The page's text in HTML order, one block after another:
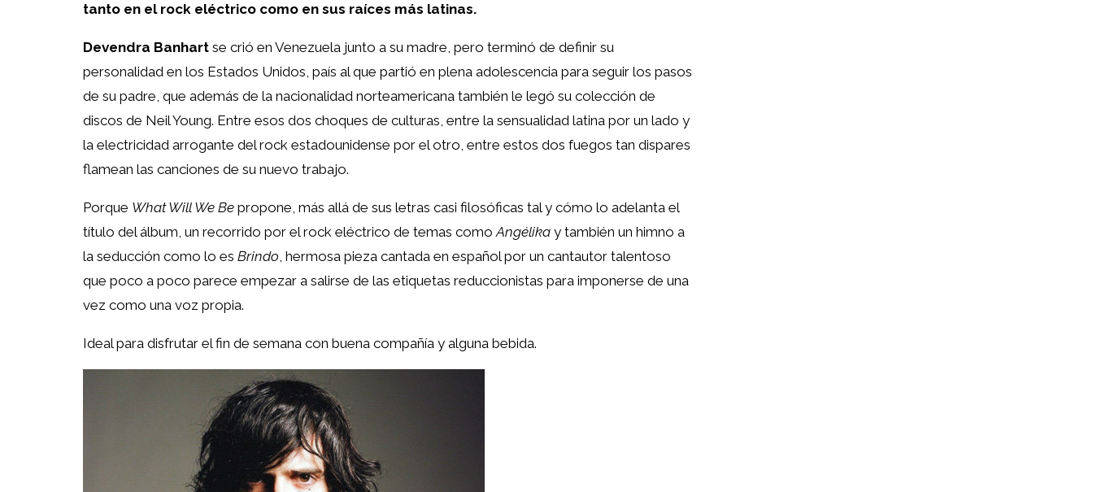
tanto en el rock eléctrico como en sus raíces más latinas.
Devendra Banhart se crió en Venezuela junto a su madre, pero terminó de definir su
personalidad en los Estados Unidos, país al que partió en plena adolescencia para seguir los pasos
de su padre, que además de la nacionalidad norteamericana también le legó su colección de
discos de Neil Young. Entre esos dos choques de culturas, entre la sensualidad latina por un lado y
la electricidad arrogante del rock estadounidense por el otro, entre estos dos fuegos tan dispares
flamean las canciones de su nuevo trabajo.
Porque What Will We Be propone, más allá de sus letras casi filosóficas tal y cómo lo adelanta el
título del álbum, un recorrido por el rock eléctrico de temas comoAngélika y también un himno a
la seducción como lo es Brindo, hermosa pieza cantada en español por un cantautor talentoso
que poco a poco parece empezar a salirse de las etiquetas reduccionistas para imponerse de una
vez como una voz propia.
Ideal para disfrutar el fin de semana con buena compañía y alguna bebida.